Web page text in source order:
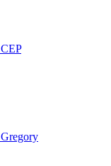
CEP
Gregory